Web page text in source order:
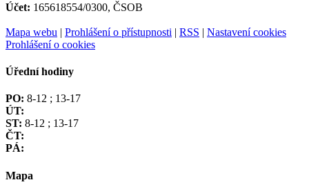
Účet: 165618554/0300, ČSOB
Mapa webu | Prohlášení o přístupnosti | RSS | Nastavení cookies
Prohlášení o cookies
Úřední hodiny
PO: 8-12 ; 13-17
ÚT:
ST: 8-12 ; 13-17
ČT:
PÁ:
Mapa